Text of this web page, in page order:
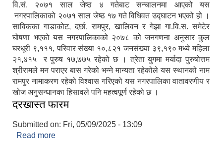
वि.सं. २०७१ साल जेष्ठ ४ गतेबाट सन्चालनमा आएको यस
नगरपालिकाको २०७१ साल जेष्ठ १७ गते विधिवत उद्घाटन भएको हो ।
साविकका गाडाकोट, दर्छा, रामपुर, खालिवन र गेझा गा.वि.स. समेटेर
घोषणा भएको यस नगरपालिकाको २०७८ को जनगणना अनुसार कुल
घरधूरी ९,१११, परिवार संख्या १०,८२१ जनसंख्या ३९,१९० मध्ये महिला
२१,४१५ र पुरुष १७,७७५ रहेको छ । त्रेता युगमा मर्यादा पुरुषोत्तम
श्रीरामले मन पराएर बास गरेको भन्ने मान्यता रहेकोले यस स्थानको नाम
रामपुर नामाकरण रहेको विश्वास गरिएको यस नगरपालिका वातावरणीय र
खोज अनुसन्धानका हिसावले पनि महत्वपूर्ण रहेको छ ।
दरखास्त फारम
Submitted on: Fri, 05/09/2025 - 13:09
Read more